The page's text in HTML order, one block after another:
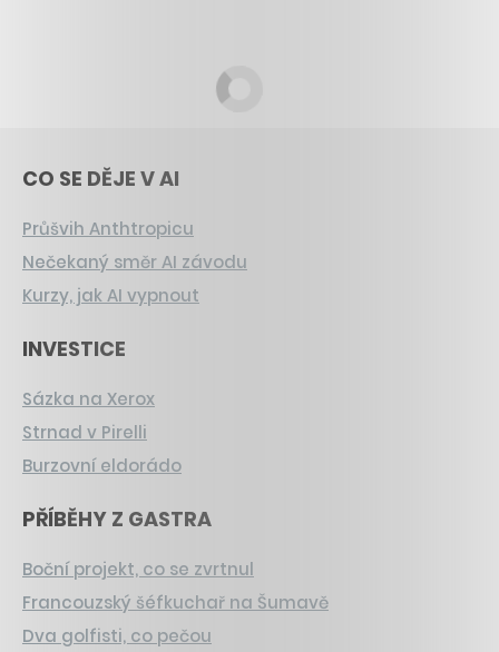
CO SE DĚJE V AI
Průšvih Anthtropicu
Nečekaný směr AI závodu
Kurzy, jak AI vypnout
INVESTICE
Sázka na Xerox
Strnad v Pirelli
Burzovní eldorádo
PŘÍBĚHY Z GASTRA
Boční projekt, co se zvrtnul
Francouzský šéfkuchař na Šumavě
Dva golfisti, co pečou